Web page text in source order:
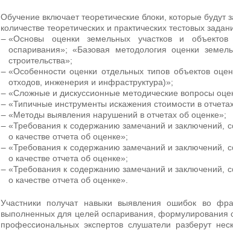
Обучение включает теоретические блоки, которые будут
количестве теоретических и практических тестовых
«Основы оценки земельных участков и объектов
оспаривания»; «Базовая методология оценки
строительства»;
«Особенности оценки отдельных типов объектов
отходов, инженерия и инфраструктура)»;
«Сложные и дискуссионные методические вопросы
«Типичные инструменты искажения стоимости в
«Методы выявления нарушений в отчетах об оценке»;
«Требования к содержанию замечаний и заключений,
о качестве отчета об оценке»;
«Требования к содержанию замечаний и заключений,
о качестве отчета об оценке»;
«Требования к содержанию замечаний и заключений,
о качестве отчета об оценке».
Участники получат навыки выявления ошибок во
выполненных для целей оспаривания, формулирования
профессиональных экспертов слушатели разберут